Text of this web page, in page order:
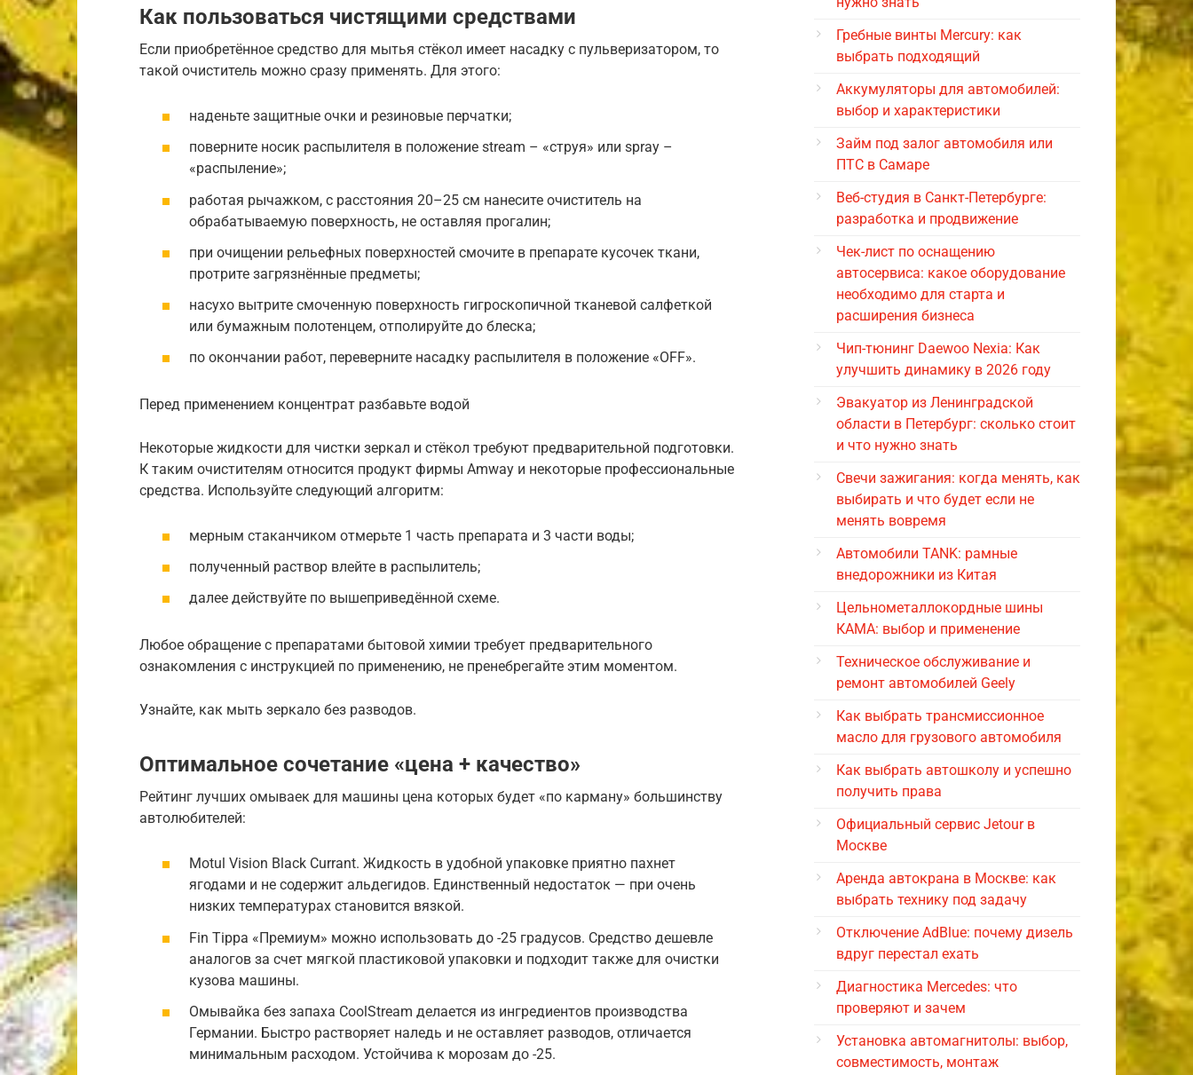
Как пользоваться чистящими средствами
Если приобретённое средство для мытья стёкол имеет насадку с пульверизатором, то
такой очиститель можно сразу применять. Для этого:
наденьте защитные очки и резиновые перчатки;
поверните носик распылителя в положение stream – «струя» или spray –
«распыление»;
работая рычажком, с расстояния 20–25 см нанесите очиститель на
обрабатываемую поверхность, не оставляя прогалин;
при очищении рельефных поверхностей смочите в препарате кусочек ткани,
протрите загрязнённые предметы;
насухо вытрите смоченную поверхность гигроскопичной тканевой салфеткой
или бумажным полотенцем, отполируйте до блеска;
по окончании работ, переверните насадку распылителя в положение «OFF».
Перед применением концентрат разбавьте водой
Некоторые жидкости для чистки зеркал и стёкол требуют предварительной подготовки.
К таким очистителям относится продукт фирмы Amway и некоторые профессиональные
средства. Используйте следующий алгоритм:
мерным стаканчиком отмерьте 1 часть препарата и 3 части воды;
полученный раствор влейте в распылитель;
далее действуйте по вышеприведённой схеме.
Любое обращение с препаратами бытовой химии требует предварительного
ознакомления с инструкцией по применению, не пренебрегайте этим моментом.
Узнайте, как мыть зеркало без разводов.
Оптимальное сочетание «цена + качество»
Рейтинг лучших омываек для машины цена которых будет «по карману» большинству
автолюбителей:
Motul Vision Black Currant. Жидкость в удобной упаковке приятно пахнет
ягодами и не содержит альдегидов. Единственный недостаток — при очень
низких температурах становится вязкой.
Fin Tippa «Премиум» можно использовать до -25 градусов. Средство дешевле
аналогов за счет мягкой пластиковой упаковки и подходит также для очистки
кузова машины.
Омывайка без запаха CoolStream делается из ингредиентов производства
Германии. Быстро растворяет наледь и не оставляет разводов, отличается
минимальным расходом. Устойчива к морозам до -25.
Гребные винты Mercury: как
выбрать подходящий
Аккумуляторы для автомобилей:
выбор и характеристики
Займ под залог автомобиля или
ПТС в Самаре
Веб-студия в Санкт-Петербурге:
разработка и продвижение
Чек-лист по оснащению
автосервиса: какое оборудование
необходимо для старта и
расширения бизнеса
Чип-тюнинг Daewoo Nexia: Как
улучшить динамику в 2026 году
Эвакуатор из Ленинградской
области в Петербург: сколько стоит
и что нужно знать
Свечи зажигания: когда менять, как
выбирать и что будет если не
менять вовремя
Автомобили TANK: рамные
внедорожники из Китая
Цельнометаллокордные шины
КАМА: выбор и применение
Техническое обслуживание и
ремонт автомобилей Geely
Как выбрать трансмиссионное
масло для грузового автомобиля
Как выбрать автошколу и успешно
получить права
Официальный сервис Jetour в
Москве
Аренда автокрана в Москве: как
выбрать технику под задачу
Отключение AdBlue: почему дизель
вдруг перестал ехать
Диагностика Mercedes: что
проверяют и зачем
Установка автомагнитолы: выбор,
совместимость, монтаж